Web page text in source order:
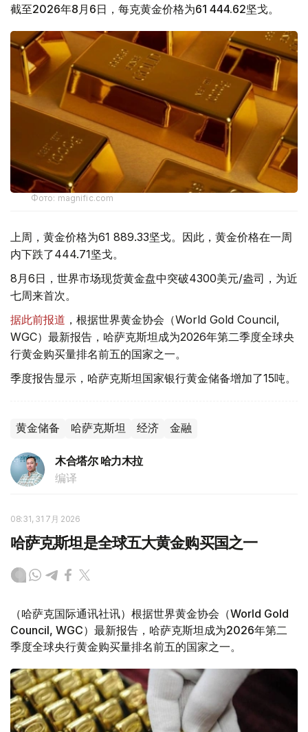
截至2026年8月6日，每克黄金价格为61 444.62坚戈。
Фото: magnific.com
上周，黄金价格为61 889.33坚戈。因此，黄金价格在一周
内下跌了444.71坚戈。
8月6日，世界市场现货黄金盘中突破4300美元/盎司，为近
七周来首次。
据此前报道 ，根据世界黄金协会（World Gold Council,
WGC）最新报告，哈萨克斯坦成为2026年第二季度全球央
行黄金购买量排名前五的国家之一。
季度报告显示，哈萨克斯坦国家银行黄金储备增加了15吨。
黄金储备 哈萨克斯坦 经济 金融
木合塔尔 哈力木拉
编译
08:31, 31 7月 2026
哈萨克斯坦是全球五大黄金购买国之一
（哈萨克国际通讯社讯）根据世界黄金协会（World Gold
Council, WGC）最新报告，哈萨克斯坦成为2026年第二
季度全球央行黄金购买量排名前五的国家之一。